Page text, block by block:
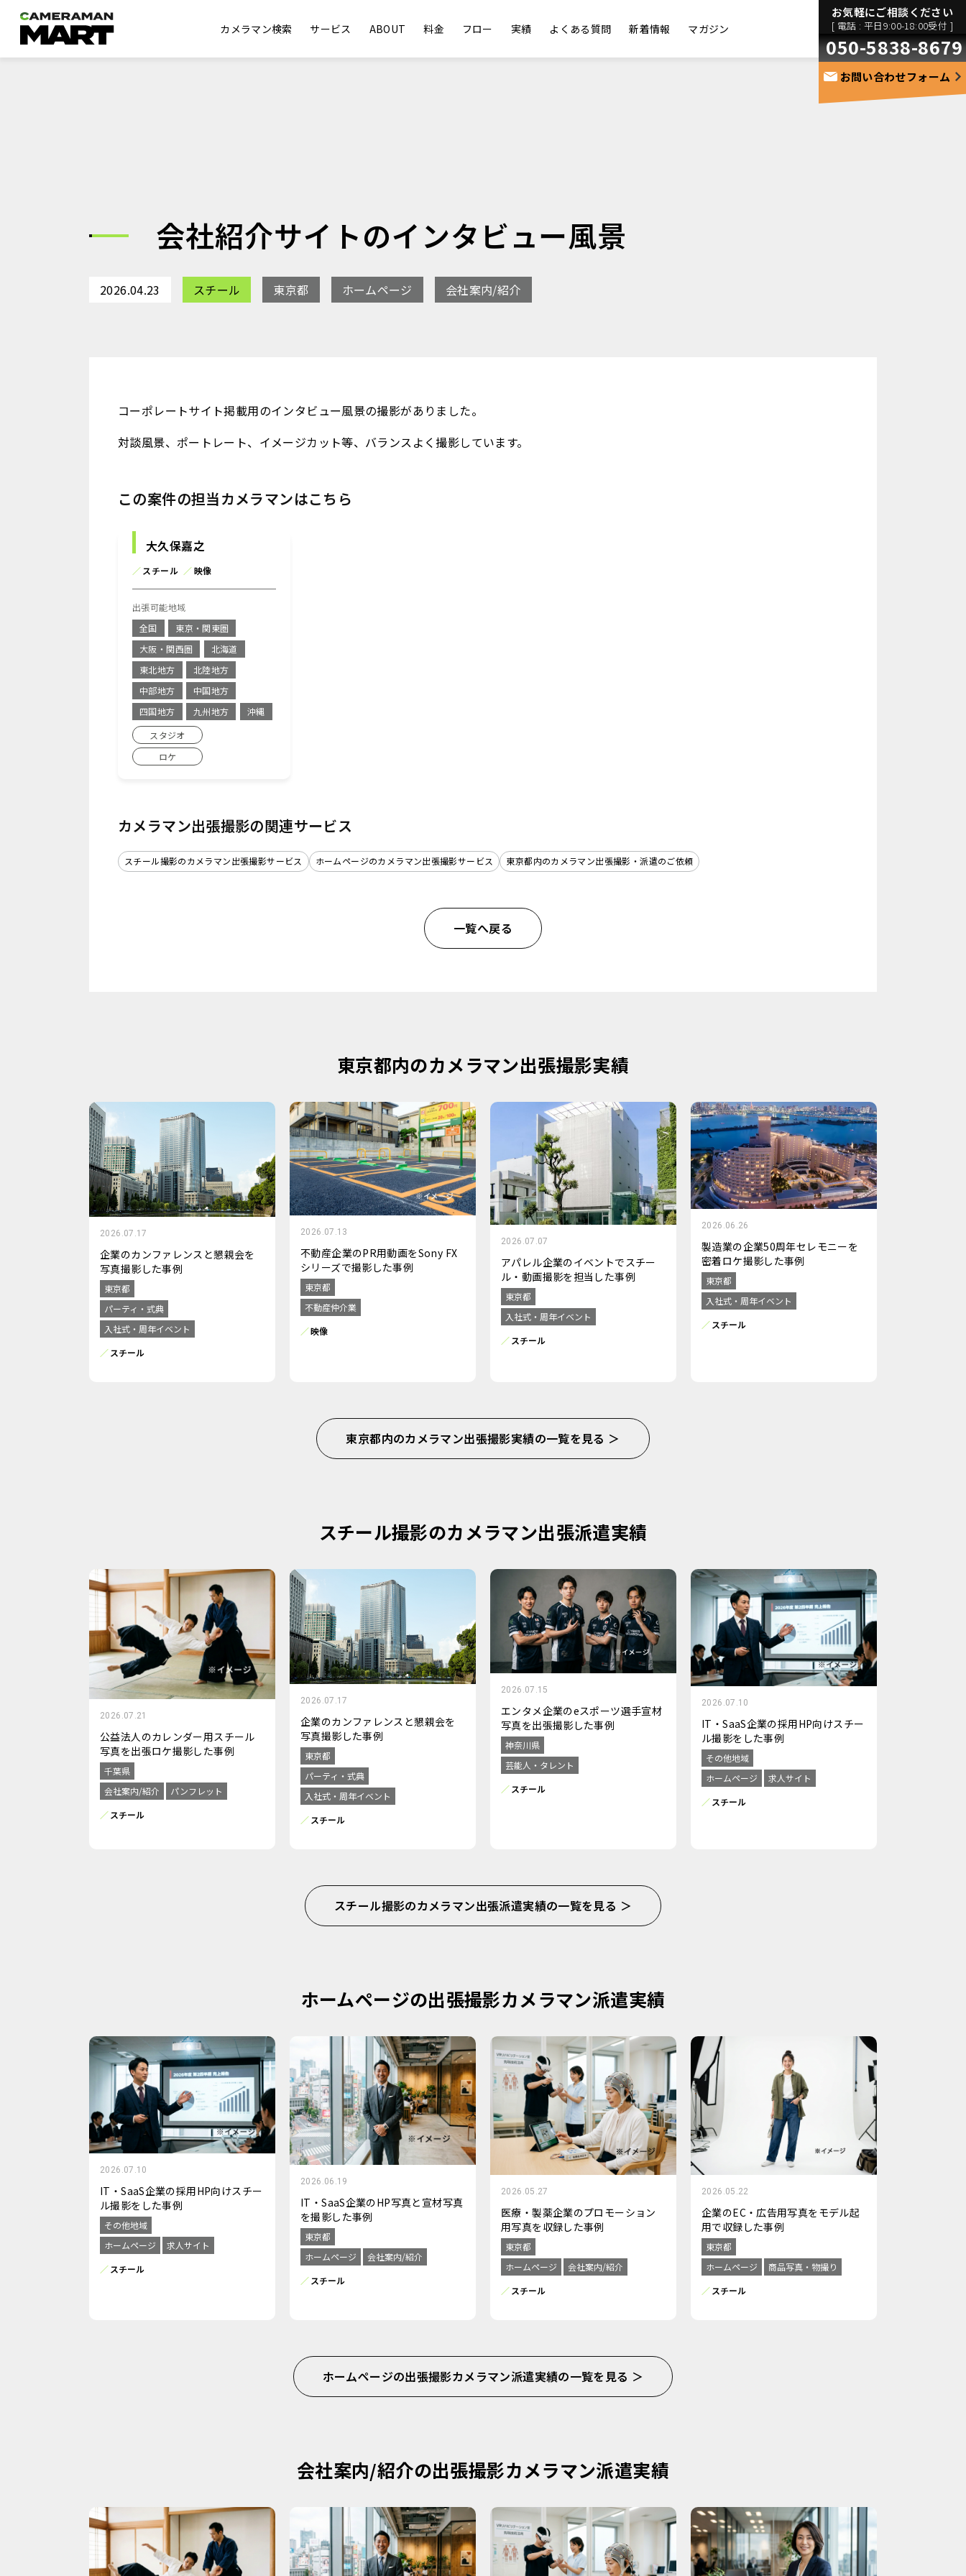
カメラマン検索 サービス ABOUT 料金 フロー 実績 よくある質問 新着情報 マガジン
お気軽にご相談ください
[ 電話 : 平日9:00-18:00受付 ]
050-5838-8679
お問い合わせフォーム
会社紹介サイトのインタビュー風景
2026.04.23 スチール 東京都 ホームページ 会社案内/紹介
コーポレートサイト掲載用のインタビュー風景の撮影がありました。
対談風景、ポートレート、イメージカット等、バランスよく撮影しています。
この案件の担当カメラマンはこちら
大久保嘉之
／ スチール ／映像
出張可能地域
全国
東京・関東圏
大阪・関西圏
北海道
東北地方
北陸地方
中部地方
中国地方
四国地方
九州地方
沖縄
スタジオ
ロケ
カメラマン出張撮影の関連サービス
スチール撮影のカメラマン出張撮影サービス ホームページのカメラマン出張撮影サービス 東京都内のカメラマン出張撮影・派遣のご依頼
一覧へ戻る
東京都内のカメラマン出張撮影実績
2026.07.17
企業のカンファレンスと懇親会を
写真撮影した事例
東京都
パーティ・式典
入社式・周年イベント
スチール
2026.07.13
不動産企業のPR用動画をSony FX
シリーズで撮影した事例
東京都
不動産仲介業
映像
2026.07.07
アパレル企業のイベントでスチー
ル・動画撮影を担当した事例
東京都
入社式・周年イベント
スチール
2026.06.26
製造業の企業50周年セレモニーを
密着ロケ撮影した事例
東京都
入社式・周年イベント
スチール
東京都内のカメラマン出張撮影実績の一覧を見る ＞
スチール撮影のカメラマン出張派遣実績
2026.07.21
公益法人のカレンダー用スチール
写真を出張ロケ撮影した事例
千葉県
会社案内/紹介
パンフレット
スチール
2026.07.17
企業のカンファレンスと懇親会を
写真撮影した事例
東京都
パーティ・式典
入社式・周年イベント
スチール
2026.07.15
エンタメ企業のeスポーツ選手宣材
写真を出張撮影した事例
神奈川県
芸能人・タレント
スチール
2026.07.10
IT・SaaS企業の採用HP向けスチー
ル撮影をした事例
その他地域
ホームページ
求人サイト
スチール
スチール撮影のカメラマン出張派遣実績の一覧を見る ＞
ホームページの出張撮影カメラマン派遣実績
2026.07.10
IT・SaaS企業の採用HP向けスチー
ル撮影をした事例
その他地域
ホームページ
求人サイト
スチール
2026.06.19
IT・SaaS企業のHP写真と宣材写真
を撮影した事例
東京都
ホームページ
会社案内/紹介
スチール
2026.05.27
医療・製薬企業のプロモーション
用写真を収録した事例
東京都
ホームページ
会社案内/紹介
スチール
2026.05.22
企業のEC・広告用写真をモデル起
用で収録した事例
東京都
ホームページ
商品写真・物撮り
スチール
ホームページの出張撮影カメラマン派遣実績の一覧を見る ＞
会社案内/紹介の出張撮影カメラマン派遣実績